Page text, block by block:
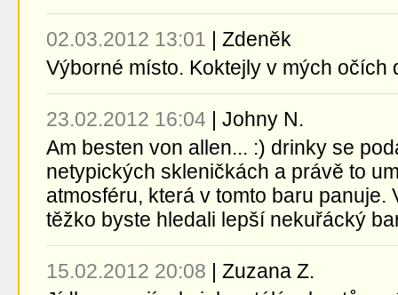
02.03.2012 13:01 | Zdeněk
Výborné místo. Koktejly v mých očích
23.02.2012 16:04 | Johny N.
Am besten von allen... :) drinky se
netypických skleničkách a právě to
atmosféru, která v tomto baru panuje.
těžko byste hledali lepší nekuřácký
15.02.2012 20:08 | Zuzana Z.